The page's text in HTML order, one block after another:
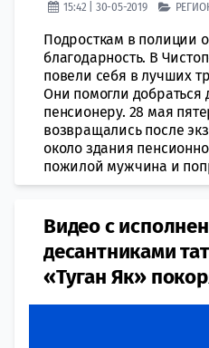
15:42 | 30-05-2019
Подросткам в полиции
благодарность. В
повели себя в лучших
Они помогли
пенсионеру. 28 мая
возвращались после
около здания
пожилой мужчина и
Видео с
десантниками
«Туган Як»